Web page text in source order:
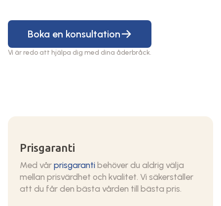
Boka en konsultation
Vi är redo att hjälpa dig med dina åderbråck.
Prisgaranti
Med vårprisgarantibehöver du aldrig välja
mellan prisvärdhet och kvalitet. Vi säkerställer
att du får den bästa vården till bästa pris.